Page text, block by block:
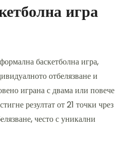
игра
баскетболна игра,
отбелязване и
играна с двама или повече
резултат от 21 точки чрез
често с уникални